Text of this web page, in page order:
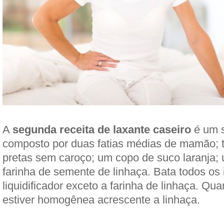
A segunda receita de laxante caseiro é um
composto por duas fatias médias de mamão;
pretas sem caroço; um copo de suco laranja;
farinha de semente de linhaça. Bata todos os
liquidificador exceto a farinha de linhaça.
estiver homogênea acrescente a linhaça.